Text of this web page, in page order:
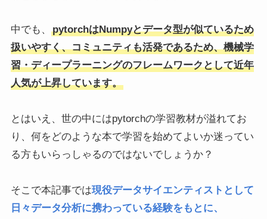
中でも、
pytorchはNumpyとデータ型が似ているため
扱いやすく、コミュニティも活発であるため、機械学
習・ディープラーニングのフレームワークとして近年
人気が上昇しています。
とはいえ、世の中にはpytorchの学習教材が溢れてお
り、何をどのような本で学習を始めてよいか迷ってい
る方もいらっしゃるのではないでしょうか？
そこで本記事では現役データサイエンティストとして
日々データ分析に携わっている経験をもとに、